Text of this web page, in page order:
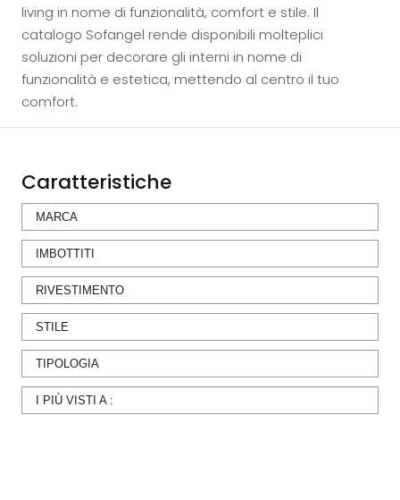
living in nome di funzionalità, comfort e stile. Il
catalogo Sofangel rende disponibili molteplici
soluzioni per decorare gli interni in nome di
funzionalità e estetica, mettendo al centro il tuo
comfort.
Caratteristiche
MARCA
IMBOTTITI
RIVESTIMENTO
STILE
TIPOLOGIA
I PIÙ VISTI A :